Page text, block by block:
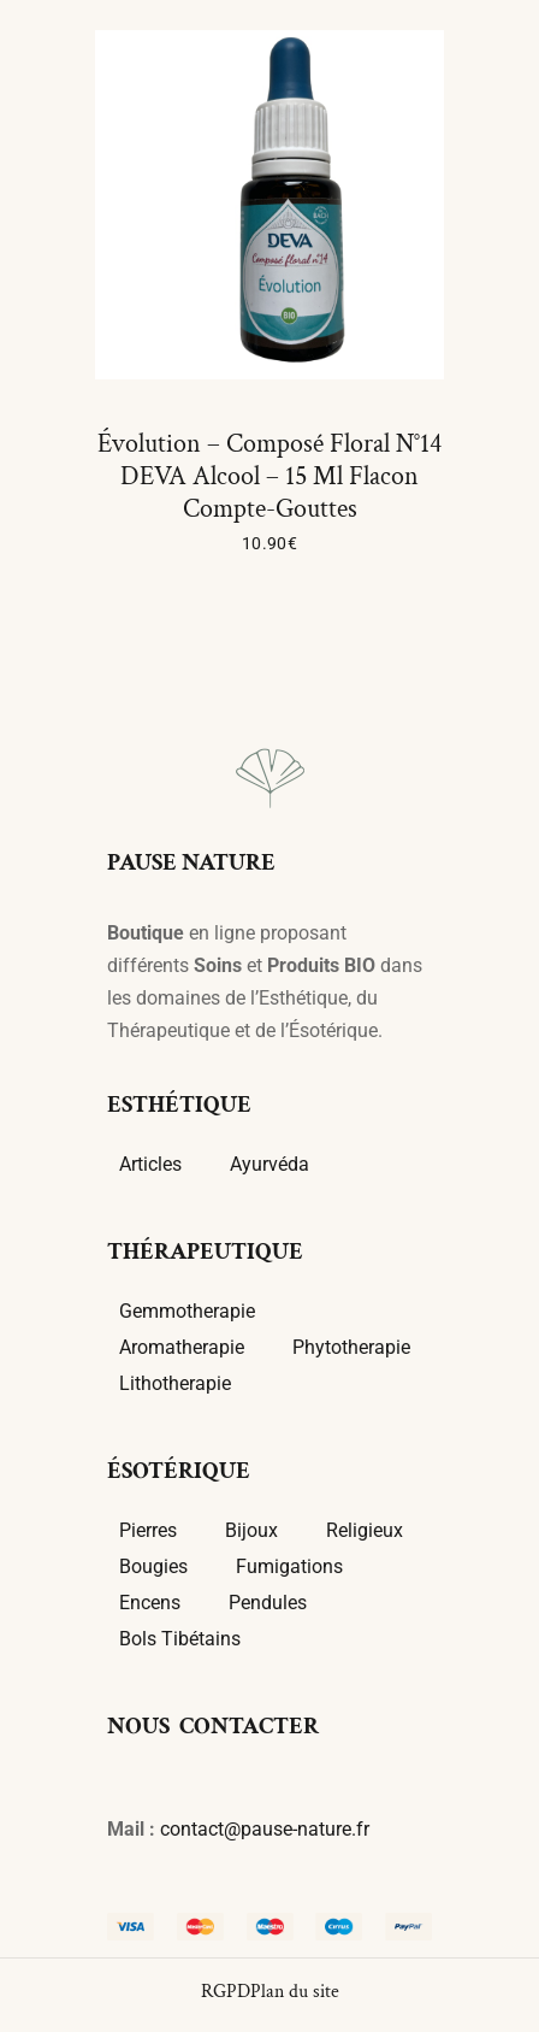
Évolution – Composé Floral N°14
DEVA Alcool – 15 Ml Flacon
Compte-Gouttes
10.90€
PAUSE NATURE
Boutique en ligne proposant
différents Soins et Produits BIO dans
les domaines de l’Esthétique, du
Thérapeutique et de l’Ésotérique.
ESTHÉTIQUE
Articles Ayurvéda
THÉRAPEUTIQUE
Gemmotherapie
Aromatherapie
Phytotherapie
Lithotherapie
ÉSOTÉRIQUE
Pierres Bijoux
Religieux
Bougies
Fumigations
Encens
Pendules
Bols Tibétains
NOUS CONTACTER
Mail : contact@pause-nature.fr
RGPDPlan du site